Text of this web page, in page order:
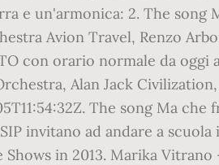
e un'armonica: 2. The
Avion Travel, Renzo
con orario normale da
Alan Jack
The song Ma
SIP invitano ad andare a
in 2013. Marika